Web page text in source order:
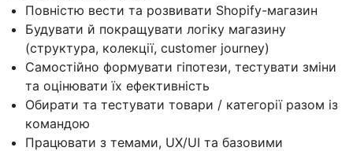
Повністю вести та розвивати Shopify-магазин
Будувати й покращувати логіку магазину
(структура, колекції, customer journey)
Самостійно формувати гіпотези, тестувати зміни
та оцінювати їх ефективність
Обирати та тестувати товари / категорії разом із
командою
Працювати з темами, UX/UI та базовими